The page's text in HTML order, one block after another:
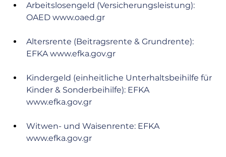
Arbeitslosengeld (Versicherungsleistung):
OAED www.oaed.gr
Altersrente (Beitragsrente & Grundrente):
EFKA www.efka.gov.gr
Kindergeld (einheitliche Unterhaltsbeihilfe für
Kinder & Sonderbeihilfe): EFKA
www.efka.gov.gr
Witwen- und Waisenrente: EFKA
www.efka.gov.gr